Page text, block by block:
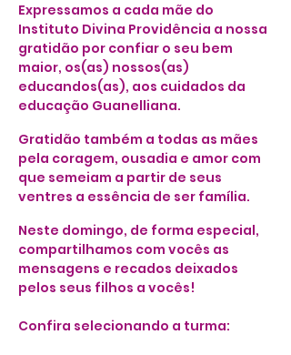
Expressamos a cada mãe do
Instituto Divina Providência a nossa
gratidão por confiar o seu bem
maior, os(as) nossos(as)
educandos(as), aos cuidados da
educação Guanelliana.
Gratidão também a todas as mães
pela coragem, ousadia e amor com
que semeiam a partir de seus
ventres a essência de ser família.
Neste domingo, de forma especial,
compartilhamos com vocês as
mensagens e recados deixados
pelos seus filhos a vocês!
Confira selecionando a turma: